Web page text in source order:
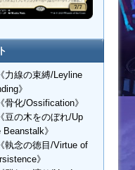
力線の束縛/Leyline
》
骨化/Ossification》
豆の木をのぼれ/Up
Beanstalk》
執念の徳目/Virtue of
》